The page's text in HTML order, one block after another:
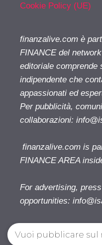
Cookie Policy (UE)
finanzalive.com è
FINANCE del
editoriale comprende
indipendente che
appassionati ed
Per pubblicità,
collaborazioni:
finanzalive.com is
FINANCE AREA
For advertising,
opportunities:
Finanzalive.com
Vuoi pubblicare sul